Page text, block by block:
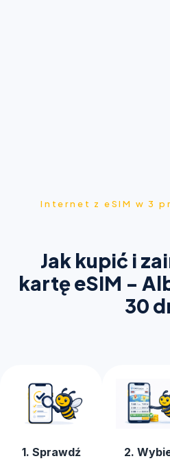
Internet z eSIM w 3
Jak kupić i
kartę eSIM -
30
1. Sprawdź
2.